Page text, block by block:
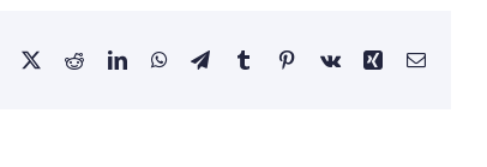
Facebook RedditLinkedInWhatsApp
TelegramTumblrPinterestVk Xing Email